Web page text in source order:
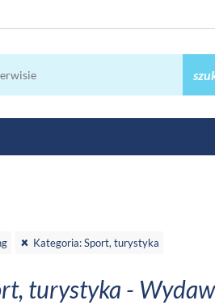
Kategoria: Sport, turystyka
turystyka -